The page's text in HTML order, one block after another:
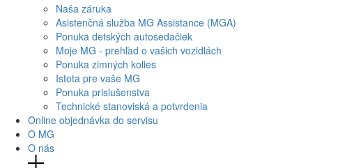
Naša záruka
Asistenčná služba MG Assistance (MGA)
Ponuka detských autosedačiek
Moje MG - prehľad o vašich vozidlách
Ponuka zimných kolies
Istota pre vaše MG
Ponuka prislušenstva
Technické stanoviská a potvrdenia
Online objednávka do servisu
O MG
O nás